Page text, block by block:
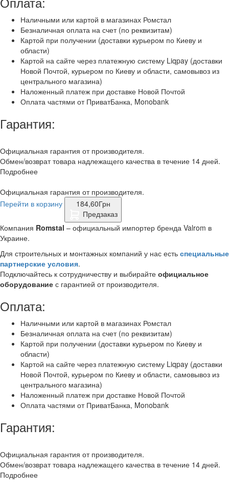
Наличными или картой в магазинах Ромстал
Безналичная оплата на счет (по реквизитам)
Картой при получении (доставки курьером по Киеву и
области)
Картой на сайте через платежную систему Liqpay (доставки
Новой Почтой, курьером по Киеву и области, самовывоз из
центрального магазина)
Наложенный платеж при доставке Новой Почтой
Оплата частями от ПриватБанка, Monobank
Гарантия:
Официальная гарантия от производителя.
Обмен/возврат товара надлежащего качества в течение 14 дней.
Подробнее
Официальная гарантия от производителя.
Перейти в корзину
184,60Грн
Предзаказ
Компания Romstal – официальный импортер бренда Valrom в
Украине.
Для строительных и монтажных компаний у нас есть специальные
партнерские условия.
Подключайтесь к сотрудничеству и выбирайте официальное
оборудование с гарантией от производителя.
Оплата:
Наличными или картой в магазинах Ромстал
Безналичная оплата на счет (по реквизитам)
Картой при получении (доставки курьером по Киеву и
области)
Картой на сайте через платежную систему Liqpay (доставки
Новой Почтой, курьером по Киеву и области, самовывоз из
центрального магазина)
Наложенный платеж при доставке Новой Почтой
Оплата частями от ПриватБанка, Monobank
Гарантия:
Официальная гарантия от производителя.
Обмен/возврат товара надлежащего качества в течение 14 дней.
Подробнее